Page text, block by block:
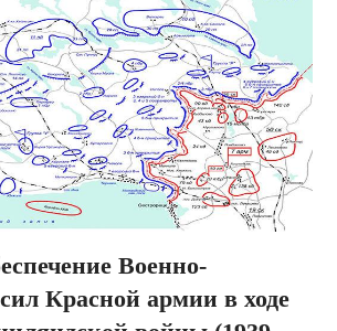
Военно-
Красной армии в ходе